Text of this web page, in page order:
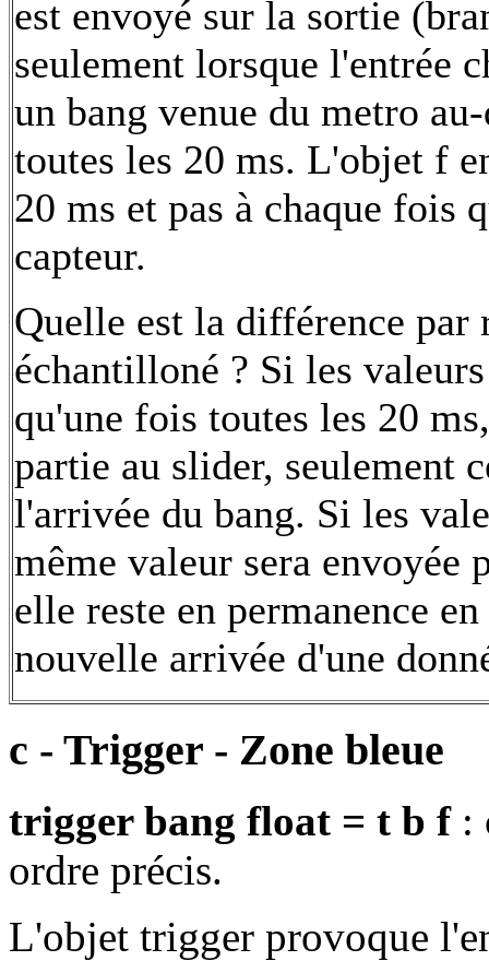
est envoyé sur la sortie
seulement lorsque l'entrée
un bang venue du metro
toutes les 20 ms. L'objet f
20 ms et pas à chaque
capteur.
Quelle est la différence par
échantilloné ? Si les
qu'une fois toutes les 20
partie au slider, seulement
l'arrivée du bang. Si les
même valeur sera envoyée
elle reste en permanence
nouvelle arrivée d'une
c - Trigger - Zone bleue
trigger bang float = t b f :
ordre précis.
L'objet trigger provoque